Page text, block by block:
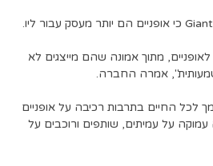
מתוך אמונה שהם מייצגים לא
אמרה החברה.
לכל החיים בתרבות רכיבה על אופניים
על עמיתים, שותפים ורוכבים על